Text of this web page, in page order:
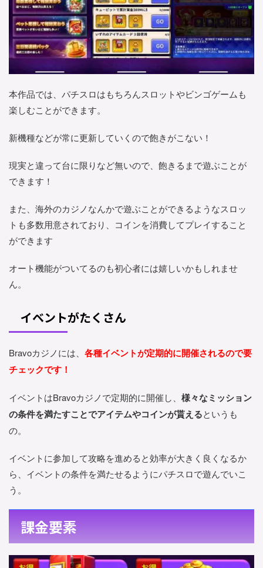
本作品では、パチスロはもちろんスロットやビンゴゲームも
楽しむことができます。
新機種などが常に更新していくので飽きがこない！
現実と違って台に限りなど無いので、飽きるまで遊ぶことが
できます！
また、海外のカジノなんかで遊ぶことができるようなスロッ
トも多数用意されており、コインを消費してプレイすること
ができます
オート機能がついてるのも初心者には嬉しいかもしれませ
ん。
イベントがたくさん
Bravoカジノには、 各種イベントが定期的に開催されるので要
チェックです！
イベントはBravoカジノで定期的に開催し、 様々なミッション
の条件を満たすことでアイテムやコインが貰えるというも
の。
イベントに参加して攻略を進めると効率が大きく良くなるか
ら、イベントの条件を満たせるようにパチスロで遊んでいこ
う。
課金要素